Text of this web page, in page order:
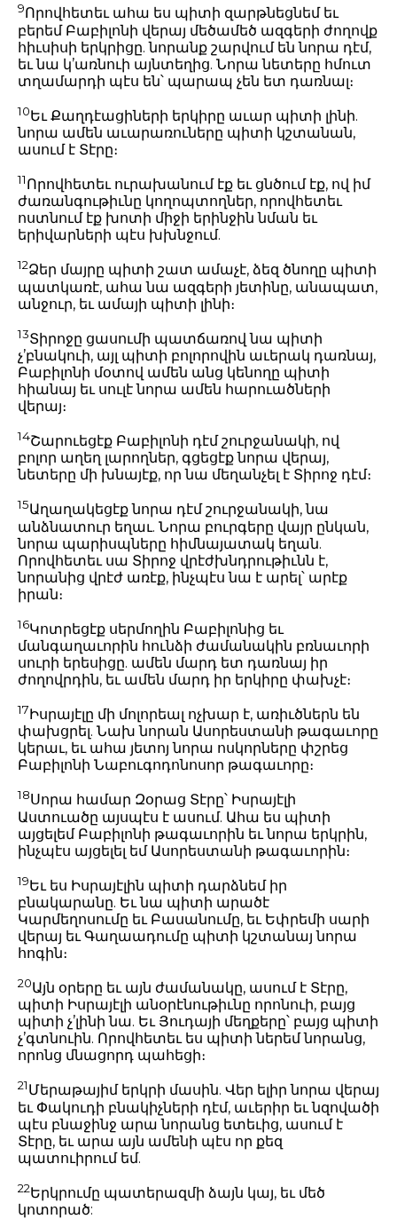
9Որովհետեւ ահա ես պիտի զարթնեցնեմ եւ
բերեմ Բաբիլոնի վերայ մեծամեծ ազգերի ժողովք
հիւսիսի երկրիցը. նորանք շարվում են նորա դէմ,
եւ նա կ’առնուի այնտեղից. Նորա նետերը հմուտ
տղամարդի պէս են՝ պարապ չեն ետ դառնալ։
10Եւ Քաղդէացիների երկիրը աւար պիտի լինի.
նորա ամեն աւարառուները պիտի կշտանան,
ասում է Տէրը։
11Որովհետեւ ուրախանում էք եւ ցնծում էք, ով իմ
ժառանգութիւնը կողոպտողներ, որովհետեւ
ոստնում էք խոտի միջի երինջին նման եւ
երիվարների պէս խխնջում.
12Ձեր մայրը պիտի շատ ամաչէ, ձեզ ծնողը պիտի
պատկառէ, ահա նա ազգերի յետինը, անապատ,
անջուր, եւ ամայի պիտի լինի։
13Տիրոջը ցասումի պատճառով նա պիտի
չ’բնակուի, այլ պիտի բոլորովին աւերակ դառնայ,
Բաբիլոնի մօտով ամեն անց կենողը պիտի
հիանայ եւ սուլէ նորա ամեն հարուածների
վերայ։
14Շարուեցէք Բաբիլոնի դէմ շուրջանակի, ով
բոլոր աղեղ լարողներ, գցեցէք նորա վերայ,
նետերը մի խնայէք, որ նա մեղանչել է Տիրոջ դէմ։
15Աղաղակեցէք նորա դէմ շուրջանակի, նա
անձնատուր եղաւ. Նորա բուրգերը վայր ընկան,
նորա պարիսպները հիմնայատակ եղան.
Որովհետեւ սա Տիրոջ վրէժխնդրութիւնն է,
նորանից վրէժ առէք, ինչպէս նա է արել՝ արէք
իրան։
16Կոտրեցէք սերմողին Բաբիլոնից եւ
մանգաղաւորին հունձի ժամանակին բռնաւորի
սուրի երեսիցը. ամեն մարդ ետ դառնայ իր
ժողովրդին, եւ ամեն մարդ իր երկիրը փախչէ։
17Իսրայէլը մի մոլորեալ ոչխար է, առիւծներն են
փախցրել. Նախ նորան Ասորեստանի թագաւորը
կերաւ, եւ ահա յետոյ նորա ոսկորները փշրեց
Բաբիլոնի Նաբուգոդոնոսոր թագաւորը։
18Սորա համար Զօրաց Տէրը՝ Իսրայէլի
Աստուածը այսպէս է ասում. Ահա ես պիտի
այցելեմ Բաբիլոնի թագաւորին եւ նորա երկրին,
ինչպէս այցելել եմ Ասորեստանի թագաւորին։
19Եւ ես Իսրայէլին պիտի դարձնեմ իր
բնակարանը. Եւ նա պիտի արածէ
Կարմեղոսումը եւ Բասանումը, եւ Եփրեմի սարի
վերայ եւ Գաղաադումը պիտի կշտանայ նորա
հոգին։
20Այն օրերը եւ այն ժամանակը, ասում է Տէրը,
պիտի Իսրայէլի անօրէնութիւնը որոնուի, բայց
պիտի չ’լինի նա. Եւ Յուդայի մեղքերը՝ բայց պիտի
չ’գտնուին. Որովհետեւ ես պիտի ներեմ նորանց,
որոնց մնացորդ պահեցի։
21Մերաթայիմ երկրի մասին. Վեր ելիր նորա վերայ
եւ Փակուդի բնակիչների դէմ, աւերիր եւ նզովածի
պէս բնաջինջ արա նորանց ետեւից, ասում է
Տէրը, եւ արա այն ամենի պէս որ քեզ
պատուիրում եմ.
22Երկրումը պատերազմի ձայն կայ, եւ մեծ
կոտորած: